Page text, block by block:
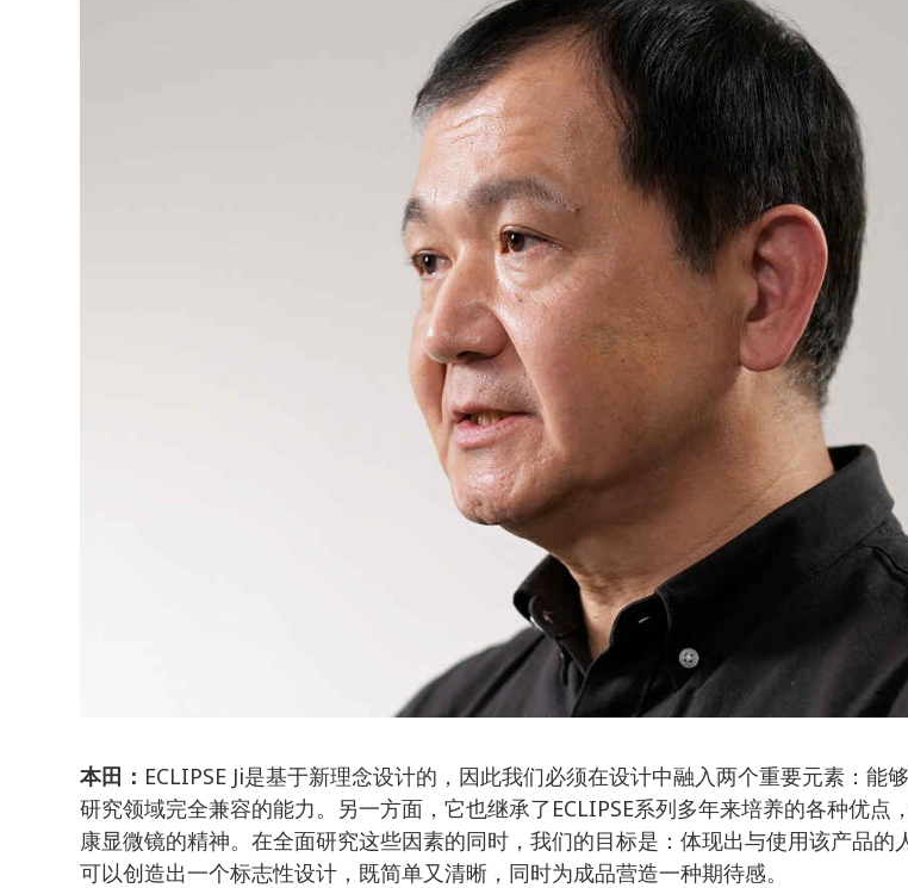
本田： ECLIPSE Ji是基于新理念设计的，因此我们必须在设计中融入两个重要元素：能
研究领域完全兼容的能力。另一方面，它也继承了ECLIPSE系列多年来培养的各种优点
康显微镜的精神。在全面研究这些因素的同时，我们的目标是：体现出与使用该产品
可以创造出一个标志性设计，既简单又清晰，同时为成品营造一种期待感。